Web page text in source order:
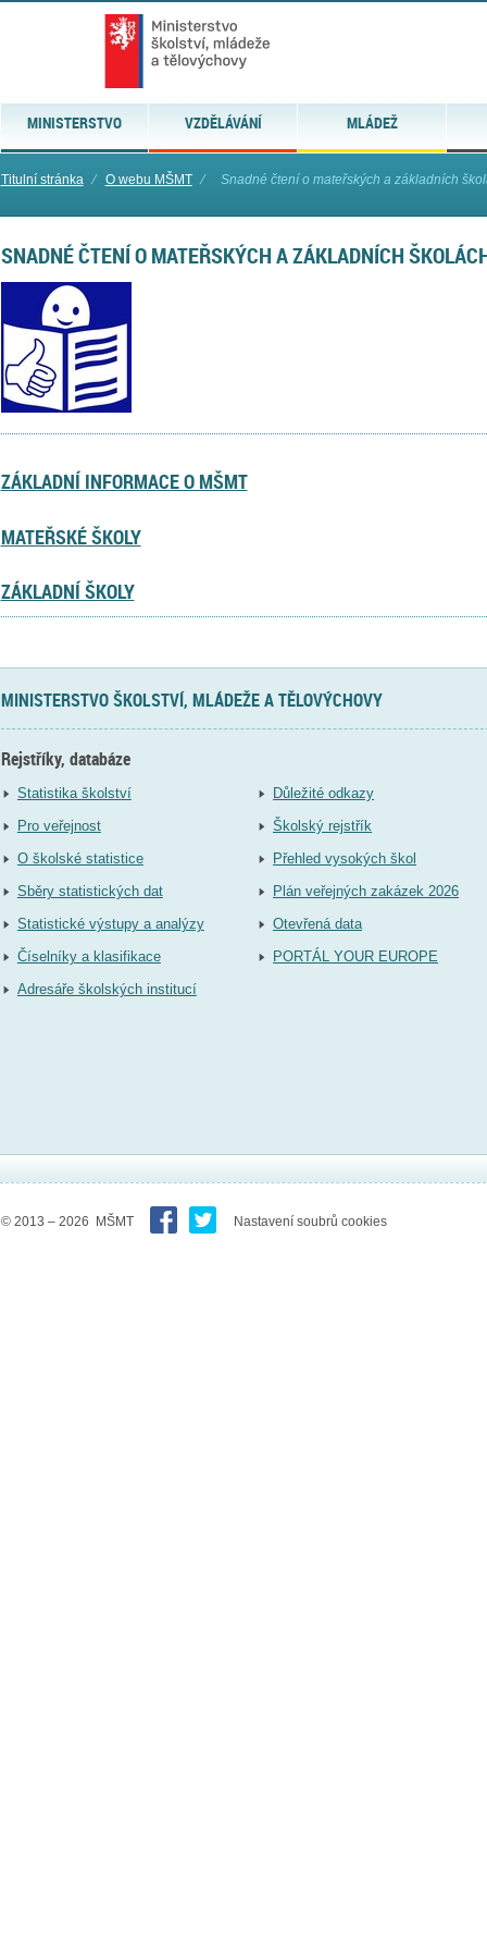
MINISTERSTVO VZDĚLÁVÁNÍ MLÁDEŽ
Titulní stránka ⁄ O webu MŠMT ⁄ Snadné čtení o mateřských a základních
SNADNÉ ČTENÍ O MATEŘSKÝCH A ZÁKLADNÍCH
ZÁKLADNÍ INFORMACE O MŠMT
MATEŘSKÉ ŠKOLY
ZÁKLADNÍ ŠKOLY
MINISTERSTVO ŠKOLSTVÍ, MLÁDEŽE A TĚLOVÝCHOVY
Rejstříky, databáze
Statistika školství
Pro veřejnost
O školské statistice
Sběry statistických dat
Statistické výstupy a analýzy
Číselníky a klasifikace
Adresáře školských institucí
Důležité odkazy
Školský rejstřík
Přehled vysokých škol
Plán veřejných zakázek 2026
Otevřená data
PORTÁL YOUR EUROPE
© 2013 – 2026 MŠMT Nastavení soubrů cookies